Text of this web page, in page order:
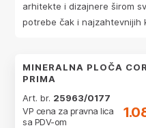
arhitekte i dizajnere širom
potrebe čak i najzahtevnijih
MINERALNA PLOČA
PRIMA
Art. br. 25963/0177
VP cena za pravna lica
sa PDV-om